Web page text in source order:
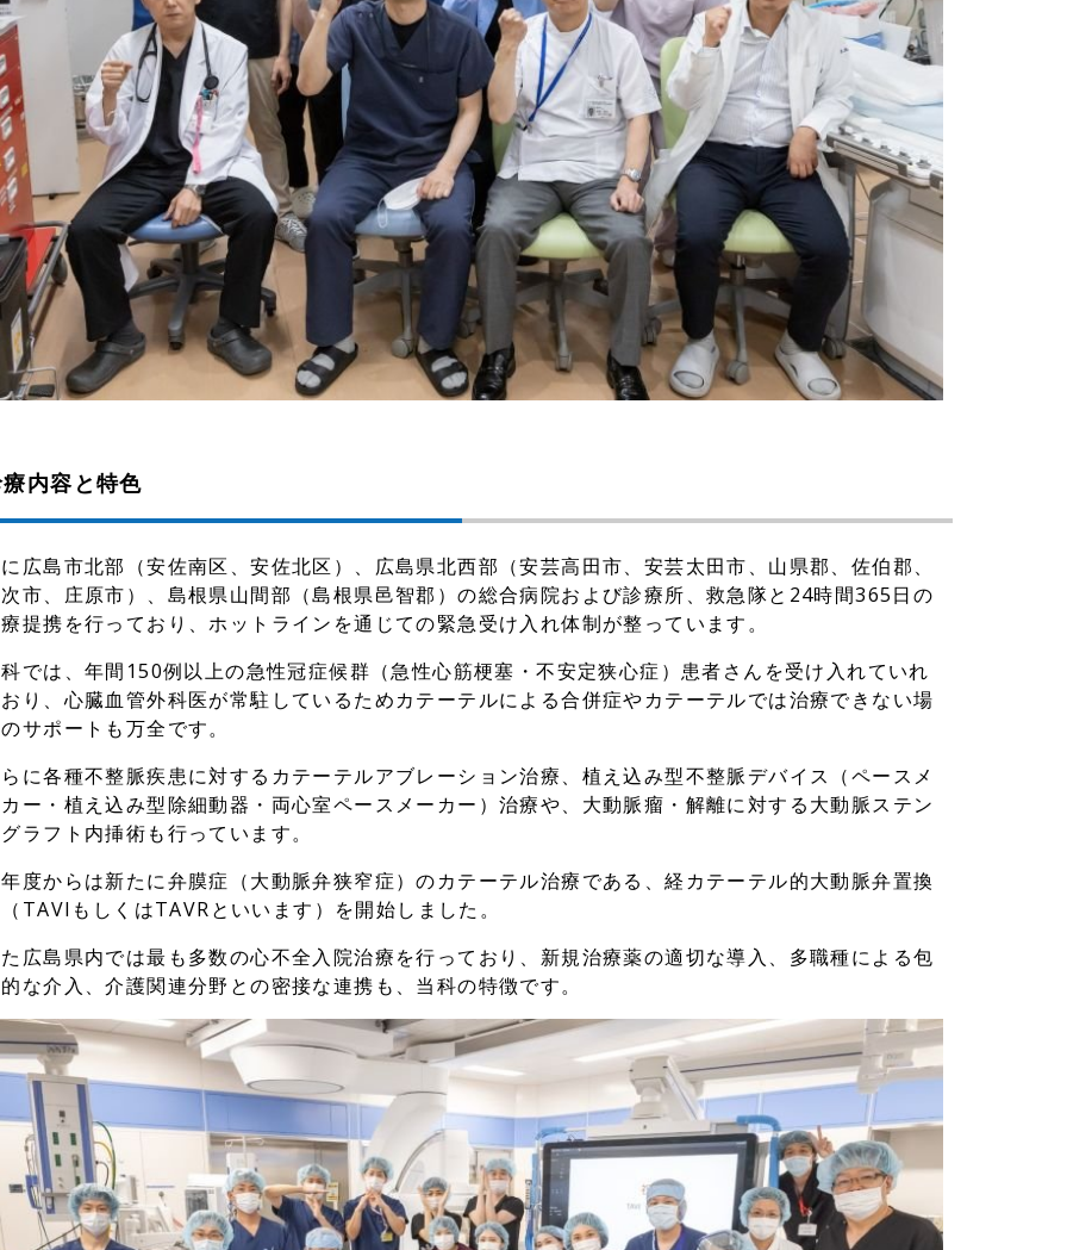
内容と特色
広島市北部（安佐南区、安佐北区）、広島県北西部（安芸高田市、安芸太田市、山県郡、佐伯郡、
市、庄原市）、島根県山間部（島根県邑智郡）の総合病院および診療所、救急隊と24時間365日の
提携を行っており、ホットラインを通じての緊急受け入れ体制が整っています。
では、年間150例以上の急性冠症候群（急性心筋梗塞・不安定狭心症）患者さんを受け入れていれ
り、心臓血管外科医が常駐しているためカテーテルによる合併症やカテーテルでは治療できない場
サポートも万全です。
に各種不整脈疾患に対するカテーテルアブレーション治療、植え込み型不整脈デバイス（ペースメ
ー・植え込み型除細動器・両心室ペースメーカー）治療や、大動脈瘤・解離に対する大動脈ステン
ラフト内挿術も行っています。
度からは新たに弁膜症（大動脈弁狭窄症）のカテーテル治療である、経カテーテル的大動脈弁置換
TAVIもしくはTAVRといいます）を開始しました。
広島県内では最も多数の心不全入院治療を行っており、新規治療薬の適切な導入、多職種による包
な介入、介護関連分野との密接な連携も、当科の特徴です。